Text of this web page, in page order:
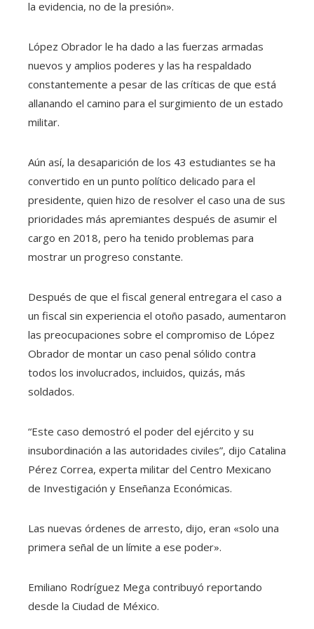
la evidencia, no de la presión».
López Obrador le ha dado a las fuerzas armadas
nuevos y amplios poderes y las ha respaldado
constantemente a pesar de las críticas de que está
allanando el camino para el surgimiento de un estado
militar.
Aún así, la desaparición de los 43 estudiantes se ha
convertido en un punto político delicado para el
presidente, quien hizo de resolver el caso una de sus
prioridades más apremiantes después de asumir el
cargo en 2018, pero ha tenido problemas para
mostrar un progreso constante.
Después de que el fiscal general entregara el caso a
un fiscal sin experiencia el otoño pasado, aumentaron
las preocupaciones sobre el compromiso de López
Obrador de montar un caso penal sólido contra
todos los involucrados, incluidos, quizás, más
soldados.
“Este caso demostró el poder del ejército y su
insubordinación a las autoridades civiles”, dijo Catalina
Pérez Correa, experta militar del Centro Mexicano
de Investigación y Enseñanza Económicas.
Las nuevas órdenes de arresto, dijo, eran «solo una
primera señal de un límite a ese poder».
Emiliano Rodríguez Mega contribuyó reportando
desde la Ciudad de México.